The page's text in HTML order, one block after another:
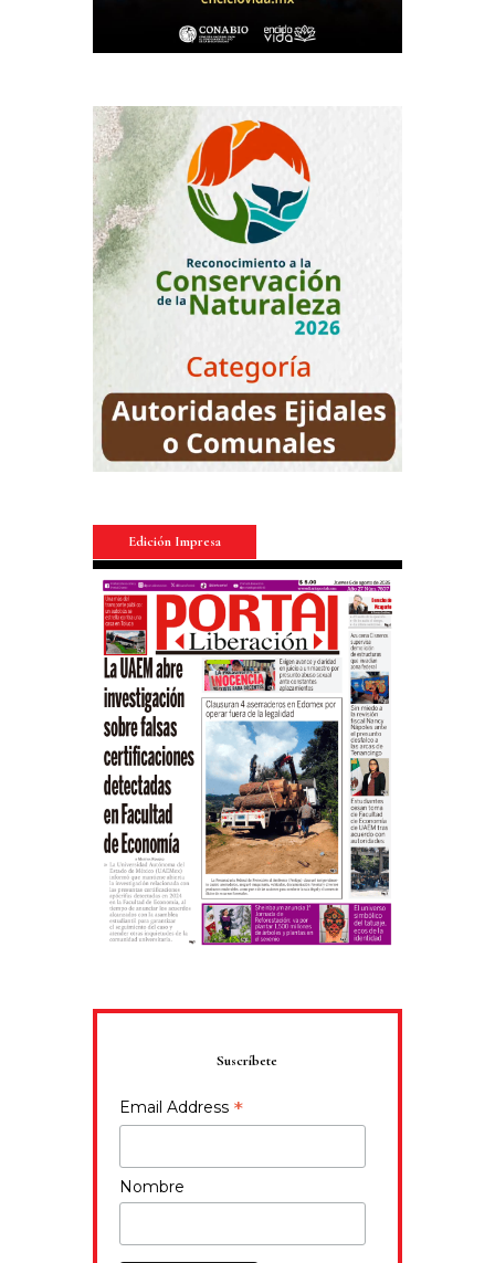
Edición Impresa
Suscríbete
Email Address *
Nombre